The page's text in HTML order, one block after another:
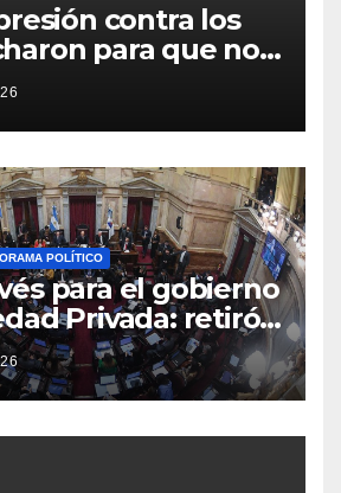
contra los
para que no
patria
POLÍTICO
para el gobierno
Privada: retiró
que pretendía
Ley de Manejo